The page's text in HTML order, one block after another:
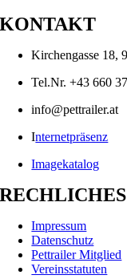
KONTAKT
Kirchengasse 18,
Tel.Nr. +43 660
info@pettrailer.at
Internetpräsenz
Imagekatalog
RECHLICHES
Impressum
Datenschutz
Pettrailer Mitglied
Vereinsstatuten